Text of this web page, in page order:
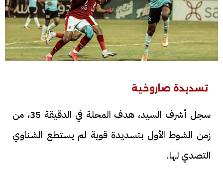
تسديدة صاروخية
سجل أشرف السيد، هدف المحلة في الدقيقة 35، من
زمن الشوط الأول بتسديدة قوية لم يستطع الشناوي
التصدي لها.